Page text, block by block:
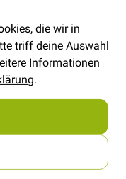
die wir in
triff deine Auswahl
Informationen
.Menge